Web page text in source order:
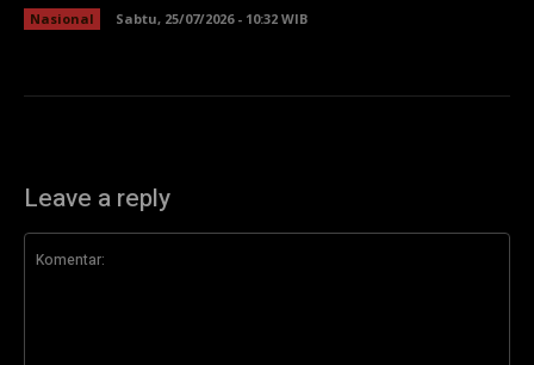
Nasional Sabtu, 25/07/2026 - 10:32 WIB
Leave a reply